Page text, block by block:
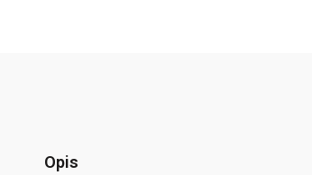
Opis